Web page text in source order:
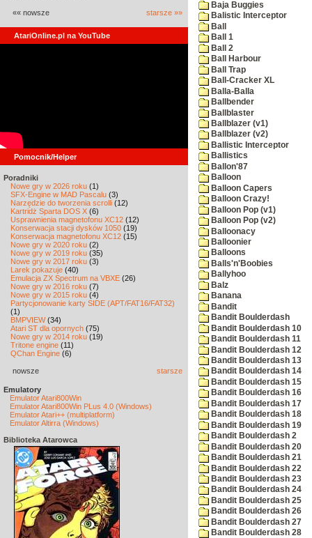
«« nowsze starsze »»
AtariOnline.pl na YouTube
Pomocnik/Helper
Poradniki
Nowe gry w 2026 roku (1)
SFX-Engine w MAD Pascalu (3)
Narzędzie do tworzenia scrolli (12)
Kartridż Sparta DOS X (6)
Usprawnienia magnetofonu XC12 (12)
Konserwacja stacji dysków 1050 (19)
Konserwacja magnetofonu XC12 (15)
Nowe gry w 2020 roku (2)
Nowe gry w 2019 roku (35)
Nowe gry w 2017 roku (3)
Larek pokazuje (40)
Emulacja ZX Spectrum na VBXE (26)
Nowe gry w 2016 roku (7)
Nowe gry w 2015 roku (4)
Partycjonowanie karty SIDE (APT/FAT16/FAT32)
(1)
BMPVIEW(34)
Atari ST dla opornych (75)
Nowe gry w 2014 roku (19)
Tritone engine (11)
QChan Engine (6)
nowsze starsze
Emulatory
Emulator Atari800Win
Emulator Atari800Win PLus 4.0 (Windows)
Emulator Atari++ (multiplatform)
Emulator Altirra (Windows)
Biblioteka Atarowca
Baja Buggies
Balistic Interceptor
Ball
Ball 1
Ball 2
Ball Harbour
Ball Trap
Ball-Cracker XL
Balla-Balla
Ballbender
Ballblaster
Ballblazer (v1)
Ballblazer (v2)
Ballistic Interceptor
Ballistics
Ballon'87
Balloon
Balloon Capers
Balloon Crazy!
Balloon Pop (v1)
Balloon Pop (v2)
Balloonacy
Balloonier
Balloons
Balls'n'Boobies
Ballyhoo
Balz
Banana
Bandit
Bandit Boulderdash
Bandit Boulderdash 10
Bandit Boulderdash 11
Bandit Boulderdash 12
Bandit Boulderdash 13
Bandit Boulderdash 14
Bandit Boulderdash 15
Bandit Boulderdash 16
Bandit Boulderdash 17
Bandit Boulderdash 18
Bandit Boulderdash 19
Bandit Boulderdash 2
Bandit Boulderdash 20
Bandit Boulderdash 21
Bandit Boulderdash 22
Bandit Boulderdash 23
Bandit Boulderdash 24
Bandit Boulderdash 25
Bandit Boulderdash 26
Bandit Boulderdash 27
Bandit Boulderdash 28